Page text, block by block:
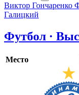
Виктор Гончаренко
Галицкий
Футбол ·
Место